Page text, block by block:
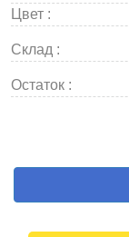
Цвет :
Склад :
Остаток :